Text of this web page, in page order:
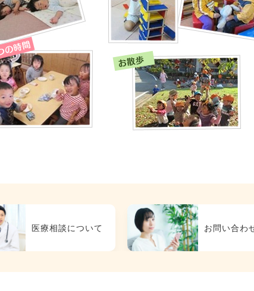
医療相談について お問い合わ